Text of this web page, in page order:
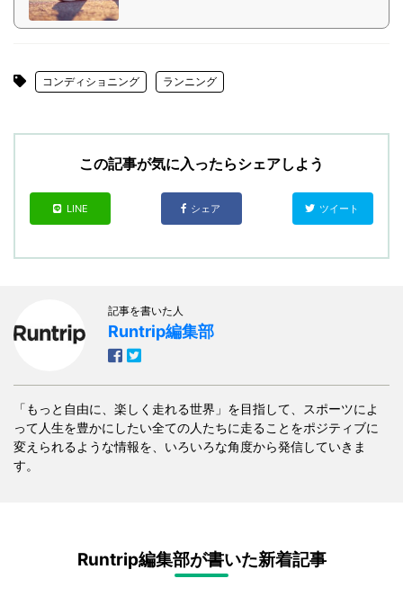
コンディショニング ランニング
この記事が気に入ったらシェアしよう
LINE シェア ツイート
記事を書いた人
Runtrip編集部
「もっと自由に、楽しく走れる世界」を目指して、スポーツによ
って人生を豊かにしたい全ての人たちに走ることをポジティブに
変えられるような情報を、いろいろな角度から発信していきま
す。
Runtrip編集部が書いた新着記事